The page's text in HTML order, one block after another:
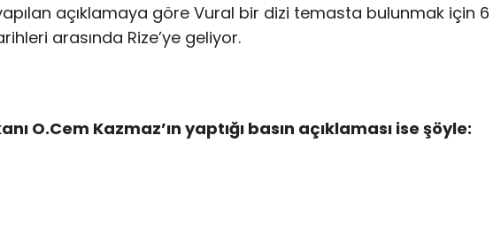
açıklamaya göre Vural bir dizi temasta bulunmak için 6
arasında Rize’ye geliyor.
O.Cem Kazmaz’ın yaptığı basın açıklaması ise şöyle: